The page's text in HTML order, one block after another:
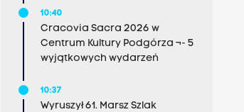
10:40
Cracovia Sacra 2026 w
Centrum Kultury Podgórza ¬- 5
wyjątkowych wydarzeń
10:37
Wyruszył 61. Marsz Szlak